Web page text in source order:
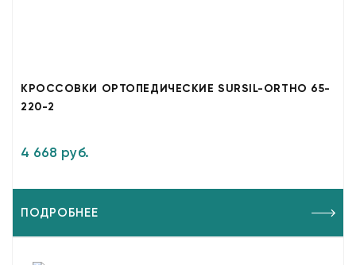
КРОССОВКИ ОРТОПЕДИЧЕСКИЕ SURSIL-ORTHO 65-
220-2
4 668 руб.
ПОДРОБНЕЕ